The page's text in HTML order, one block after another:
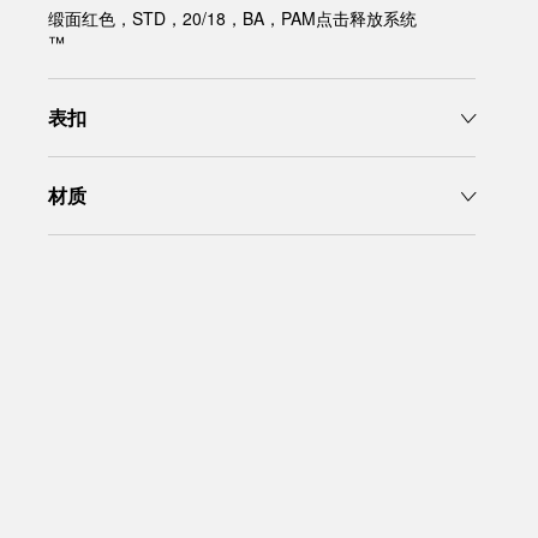
缎面红色，STD，20/18，BA，PAM点击释放系统
™
表扣
材质